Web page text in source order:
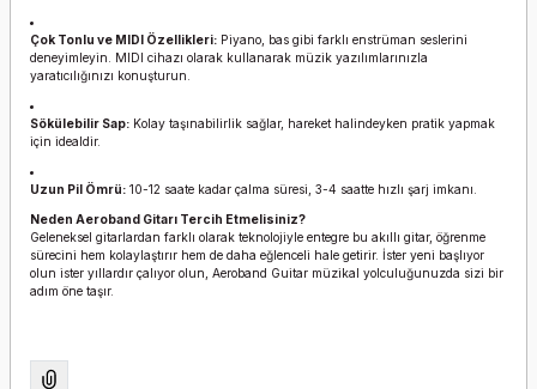
Çok Tonlu ve MIDI Özellikleri: Piyano, bas gibi farklı enstrüman seslerini
deneyimleyin. MIDI cihazı olarak kullanarak müzik yazılımlarınızla
yaratıcılığınızı konuşturun.
Sökülebilir Sap: Kolay taşınabilirlik sağlar, hareket halindeyken pratik yapmak
için idealdir.
Uzun Pil Ömrü: 10-12 saate kadar çalma süresi, 3-4 saatte hızlı şarj imkanı.
Neden Aeroband Gitarı Tercih Etmelisiniz?
Geleneksel gitarlardan farklı olarak teknolojiyle entegre bu akıllı gitar, öğrenme
sürecini hem kolaylaştırır hem de daha eğlenceli hale getirir. İster yeni başlıyor
olun ister yıllardır çalıyor olun, Aeroband Guitar müzikal yolculuğunuzda sizi bir
adım öne taşır.